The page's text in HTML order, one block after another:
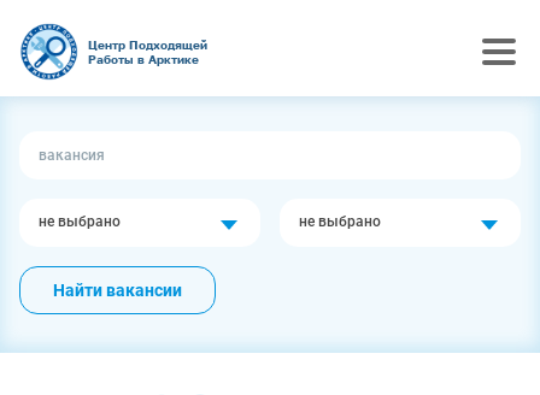
Центр Подходящей
Работы в Арктике
не выбрано не выбрано
Найти вакансии